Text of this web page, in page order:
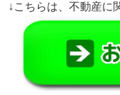
↓こちらは、不動産に